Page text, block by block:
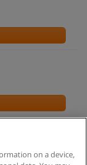
Eğitimi
on a device,